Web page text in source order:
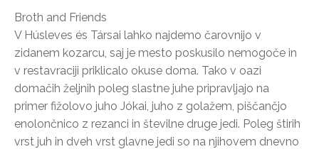
Broth and Friends
V Húsleves és Társai lahko najdemo čarovnijo v
zidanem kozarcu, saj je mesto poskusilo nemogoče in
v restavraciji priklicalo okuse doma. Tako v oazi
domačih željnih poleg slastne juhe pripravljajo na
primer fižolovo juho Jókai, juho z golažem, piščančjo
enolončnico z rezanci in številne druge jedi. Poleg štirih
vrst juh in dveh vrst glavne jedi so na njihovem dnevno